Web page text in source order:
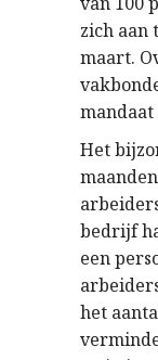
zich aan
maart.
mandaat
Het
bedrijf
een
het